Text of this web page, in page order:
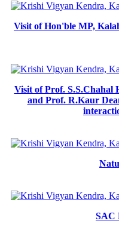
Visit of Hon'ble MP,
Visit of Prof.
and Prof. R.Kaur
SAC